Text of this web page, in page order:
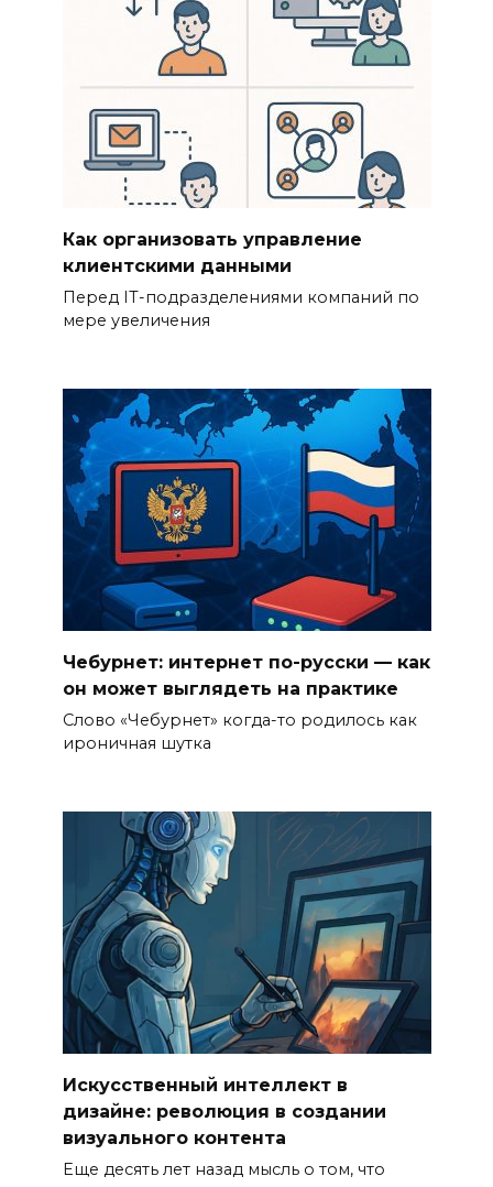
Как организовать управление
клиентскими данными
Перед IT-подразделениями компаний по
мере увеличения
Чебурнет: интернет по-русски — как
он может выглядеть на практике
Слово «Чебурнет» когда-то родилось как
ироничная шутка
Искусственный интеллект в
дизайне: революция в создании
визуального контента
Еще десять лет назад мысль о том, что